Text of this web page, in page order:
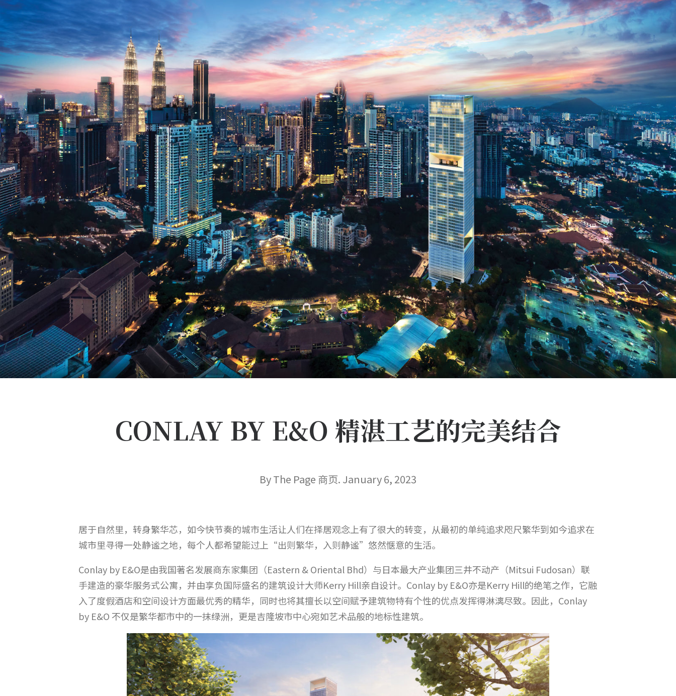
CONLAY BY E&O 精湛工艺的完美结合
By The Page 商页. January 6, 2023
居于自然里，转身繁华芯，如今快节奏的城市生活让人们在择居观念上有了很大的转变，从最初的单纯追求咫尺繁华到如今追求在
城市里寻得一处静谧之地，每个人都希望能过上“出则繁华，入则静谧”悠然惬意的生活。
Conlay by E&O是由我国著名发展商东家集团（Eastern & Oriental Bhd）与日本最大产业集团三井不动产（Mitsui Fudosan）联
手建造的豪华服务式公寓，并由享负国际盛名的建筑设计大师Kerry Hill亲自设计。Conlay by E&O亦是Kerry Hill的绝笔之作，它融
入了度假酒店和空间设计方面最优秀的精华，同时也将其擅长以空间赋予建筑物特有个性的优点发挥得淋漓尽致。因此，Conlay
by E&O 不仅是繁华都市中的一抹绿洲，更是吉隆坡市中心宛如艺术品般的地标性建筑。